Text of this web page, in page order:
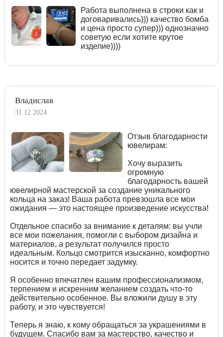
Работа выполнена в строки как и
договаривались))) качество бомба
и цена просто супер))) однозначно
советую если хотите крутое
изделие))))
Владислав
31.12.2024
Отзыв благодарности
ювелирам:
Хочу выразить
огромную
благодарность вашей
ювелирной мастерской за создание уникального
кольца на заказ! Ваша работа превзошла все мои
ожидания — это настоящее произведение искусства!
Отдельное спасибо за внимание к деталям: вы учли
все мои пожелания, помогли с выбором дизайна и
материалов, а результат получился просто
идеальным. Кольцо смотрится изысканно, комфортно
носится и точно передает задумку.
Я особенно впечатлен вашим профессионализмом,
терпением и искренним желанием создать что-то
действительно особенное. Вы вложили душу в эту
работу, и это чувствуется!
Теперь я знаю, к кому обращаться за украшениями в
будущем. Спасибо вам за мастерство, качество и